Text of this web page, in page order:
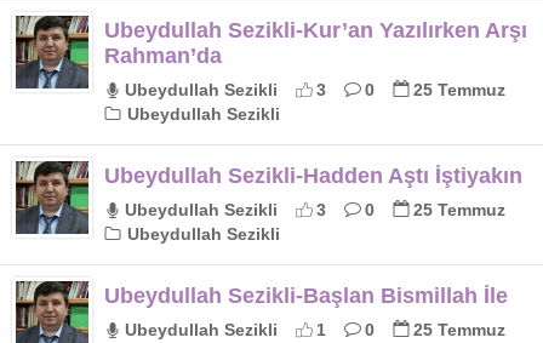
Ubeydullah Sezikli-Kur’an Yazılırken Arşı
Rahman’da
Ubeydullah Sezikli 3 0
25 Temmuz
Ubeydullah Sezikli
Ubeydullah Sezikli-Hadden Aştı İştiyakın
Ubeydullah Sezikli 3 0
25 Temmuz
Ubeydullah Sezikli
Ubeydullah Sezikli-Başlan Bismillah İle
Ubeydullah Sezikli 1 0
25 Temmuz